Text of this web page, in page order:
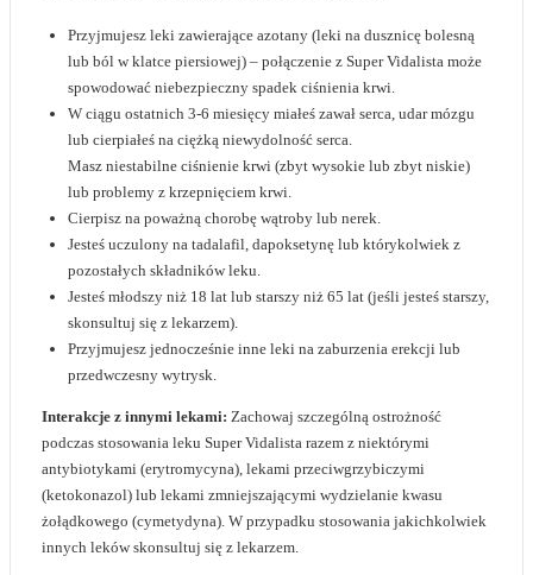
Przyjmujesz leki zawierające azotany (leki na dusznicę bolesną
lub ból w klatce piersiowej) – połączenie z Super Vidalista może
spowodować niebezpieczny spadek ciśnienia krwi.
W ciągu ostatnich 3-6 miesięcy miałeś zawał serca, udar mózgu
lub cierpiałeś na ciężką niewydolność serca.
Masz niestabilne ciśnienie krwi (zbyt wysokie lub zbyt niskie)
lub problemy z krzepnięciem krwi.
Cierpisz na poważną chorobę wątroby lub nerek.
Jesteś uczulony na tadalafil, dapoksetynę lub którykolwiek z
pozostałych składników leku.
Jesteś młodszy niż 18 lat lub starszy niż 65 lat (jeśli jesteś starszy,
skonsultuj się z lekarzem).
Przyjmujesz jednocześnie inne leki na zaburzenia erekcji lub
przedwczesny wytrysk.
Interakcje z innymi lekami: Zachowaj szczególną ostrożność
podczas stosowania leku Super Vidalista razem z niektórymi
antybiotykami (erytromycyna), lekami przeciwgrzybiczymi
(ketokonazol) lub lekami zmniejszającymi wydzielanie kwasu
żołądkowego (cymetydyna). W przypadku stosowania jakichkolwiek
innych leków skonsultuj się z lekarzem.